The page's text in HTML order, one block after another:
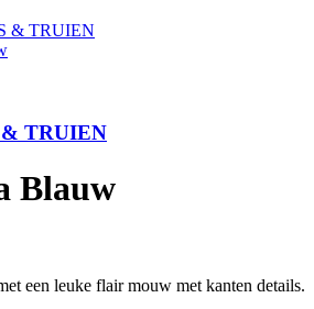
& TRUIEN
& TRUIEN
Blauw
een leuke flair mouw met kanten details.